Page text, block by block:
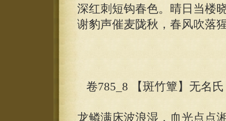
深红刺短钩春色。晴日当楼
谢豹声催麦陇秋，春风吹落
卷785_8 【斑竹簟】无名氏
龙鳞满床波浪湿，血光点点